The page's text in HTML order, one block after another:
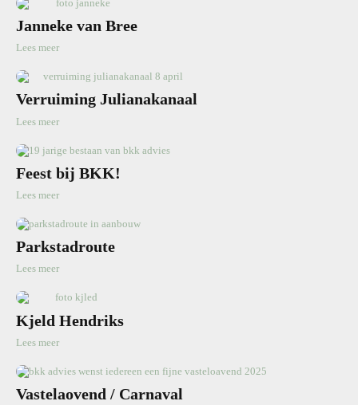
Janneke van Bree
Lees meer
Verruiming Julianakanaal
Lees meer
Feest bij BKK!
Lees meer
Parkstadroute
Lees meer
Kjeld Hendriks
Lees meer
Vastelaovend / Carnaval